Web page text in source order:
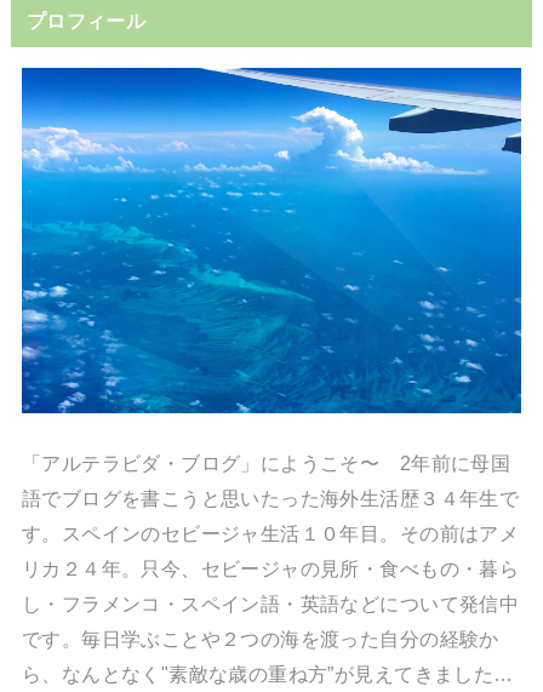
プロフィール
「アルテラビダ・ブログ」にようこそ〜 2年前に母国
語でブログを書こうと思いたった海外生活歴３４年生で
す。スペインのセビージャ生活１０年目。その前はアメ
リカ２４年。只今、セビージャの見所・食べもの・暮ら
し・フラメンコ・スペイン語・英語などについて発信中
です。毎日学ぶことや２つの海を渡った自分の経験か
ら、なんとなく"素敵な歳の重ね方”が見えてきました…